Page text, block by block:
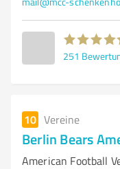
251
10 Vereine
Berlin Bears
American Football